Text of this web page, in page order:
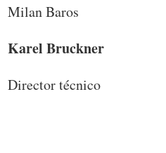
Milan Baros
Karel Bruckner
Director técnico